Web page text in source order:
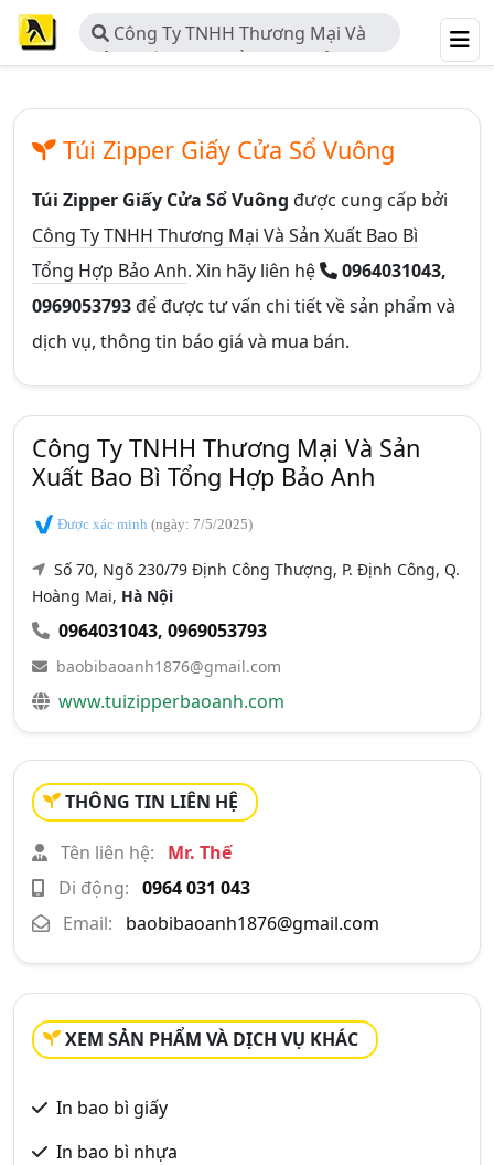
Công Ty TNHH Thương Mại Và
Sản Xuất Bao Bì Tổng Hợp Bảo Anh
Túi Zipper Giấy Cửa Sổ Vuông
Túi Zipper Giấy Cửa Sổ Vuông được cung cấp bởi
Công Ty TNHH Thương Mại Và Sản Xuất Bao Bì
Tổng Hợp Bảo Anh. Xin hãy liên hệ
0964031043,
0969053793để được tư vấn chi tiết về sản phẩm và
dịch vụ, thông tin báo giá và mua bán.
Công Ty TNHH Thương Mại Và Sản
Xuất Bao Bì Tổng Hợp Bảo Anh
Được xác minh (ngày: 7/5/2025)
Số 70, Ngõ 230/79 Định Công Thượng, P. Định Công, Q.
Hoàng Mai, Hà Nội
0964031043, 0969053793
baobibaoanh1876@gmail.com
www.tuizipperbaoanh.com
THÔNG TIN LIÊN HỆ
Tên liên hệ:
Mr. Thế
Di động: 0964 031 043
Email:
baobibaoanh1876@gmail.com
XEM SẢN PHẨM VÀ DỊCH VỤ KHÁC
In bao bì giấy
In bao bì nhựa